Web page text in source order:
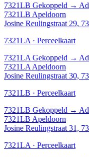
7321LB Gekoppeld →
7321LB Apeldoorn
Josine Reulingstraat 29,
7321LA · Perceelkaart
7321LA Gekoppeld →
7321LA Apeldoorn
Josine Reulingstraat 30,
7321LB · Perceelkaart
7321LB Gekoppeld →
7321LB Apeldoorn
Josine Reulingstraat 31,
7321LA · Perceelkaart